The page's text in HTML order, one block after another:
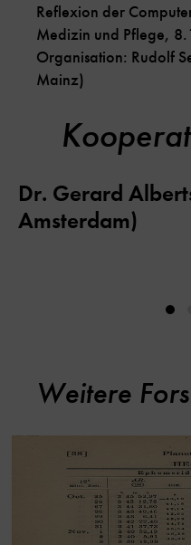
Reflexion der
Medizin und Pflege,
Organisation: Rudolf
Mainz)
Dr. Gerard
Amsterdam)
Weitere